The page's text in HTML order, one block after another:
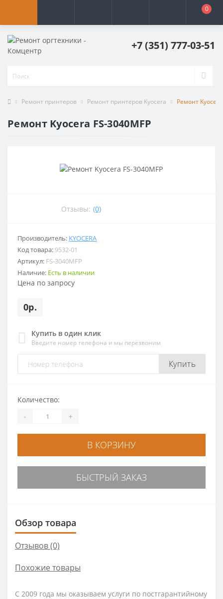
0
+7 (351) 777-03-51
Ремонт принтеров Ремонт принтеров Kyocera Ремонт
Ремонт Kyocera FS-3040MFP
Отзывы: (0)
Производитель: KYOCERA
Код товара: 9532-01
Артикул: FS-3040MFP
Наличие: Есть в наличии
Цена по запросу
0р.
Купить в один клик
Введите номер телефона и мы перезвоним
Купить
Количество:
- +
В КОРЗИНУ
БЫСТРЫЙ ЗАКАЗ
Обзор товара
Отзывов (0)
Похожие товары
С 2009 года мы оказываем услуги по постгарантийному